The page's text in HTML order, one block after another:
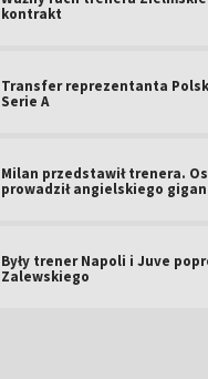
kontrakt
Transfer reprezentanta
Serie A
Milan przedstawił trenera.
prowadził angielskiego
Były trener Napoli i Juve
Zalewskiego